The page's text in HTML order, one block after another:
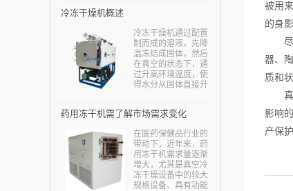
冷冻干燥机概述
冷冻干燥机通过配置
制而成的溶液，先降
温冻结成固体，然后
在真空的状态下，通
过升高环境温度，使
得水分从固体直接升
证物质中的热敏成分
证物质中一些易氧化
的成分损失减少，确
保制品不会出现问
题。...
药用冻干机需了解市场需求变化
在医药保健品行业的
带动下，近年来，药
用冻干机需求量逐渐
增大，尤其是真空冷
冻干燥设备中的较大
规格设备、具有功能
被用
的身
尽管
器、
质和
真空
影响
产保